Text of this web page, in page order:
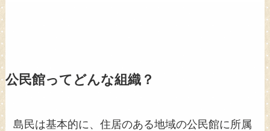
公民館ってどんな組織？
島民は基本的に、住居のある地域の公民館に所属